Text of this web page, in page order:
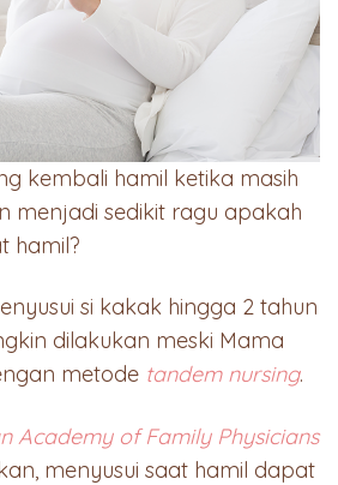
kembali hamil ketika masih
menjadi sedikit ragu apakah
hamil?
si kakak hingga 2 tahun
dilakukan meski Mama
metode tandem nursing.
Academy of Family Physicians
menyusui saat hamil dapat